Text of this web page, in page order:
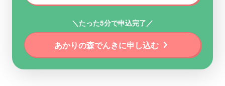
＼たった5分で申込完了／
あかりの森でんきに申し込む chevron_right